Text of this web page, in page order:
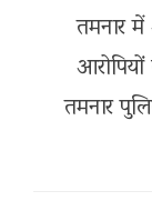
तमनार
तमनार